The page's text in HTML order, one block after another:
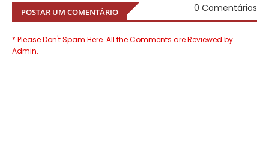
POSTAR UM COMENTÁRIO 0 Comentários
* Please Don't Spam Here. All the Comments are Reviewed by
Admin.